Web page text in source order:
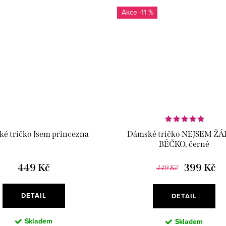
tričko Jsem princezna
449 Kč
DETAIL
Skladem
-11 %
Dámské tričko NEJSEM
BÉČKO, černé
449 Kč 399 Kč
DETAIL
Skladem